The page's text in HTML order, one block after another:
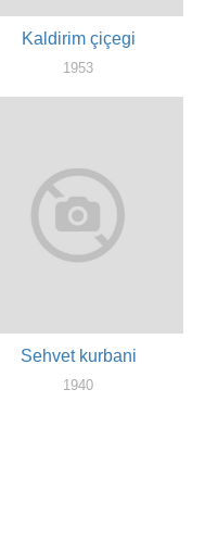
Kaldirim çiçegi
1953
Sehvet kurbani
1940